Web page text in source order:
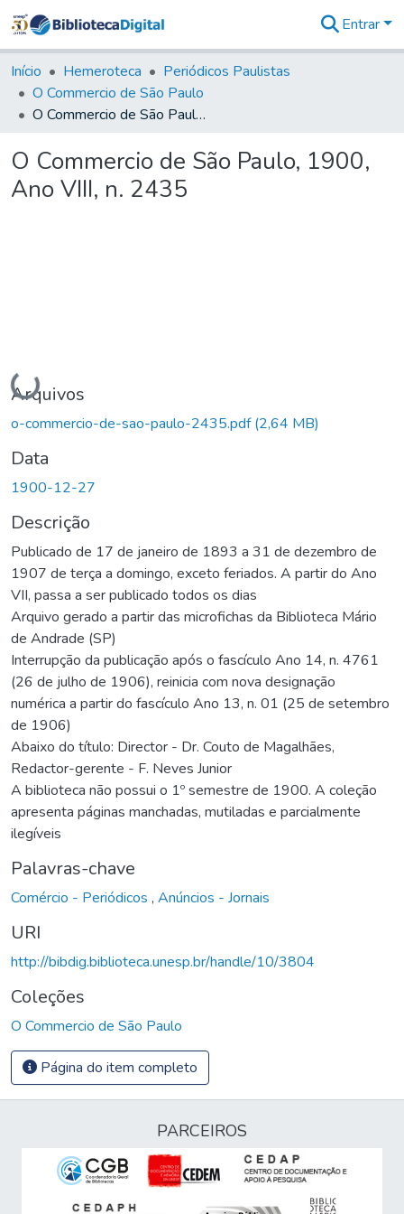
&
Coleções
Tudo na
Biblioteca
Estatísticas
Entrar
Início Hemeroteca
Periódicos Paulistas
O Commercio de São Paulo
O Commercio de São Paulo, 1900, Ano VIII, n. 2435
O Commercio de São Paulo, 1900,
Ano VIII, n. 2435
Carregando...
Arquivos
o-commercio-de-sao-paulo-2435.pdf(2,64 MB)
Data
1900-12-27
Descrição
Publicado de 17 de janeiro de 1893 a 31 de dezembro de
1907 de terça a domingo, exceto feriados. A partir do Ano
VII, passa a ser publicado todos os dias
Arquivo gerado a partir das microfichas da Biblioteca Mário
de Andrade (SP)
Interrupção da publicação após o fascículo Ano 14, n. 4761
(26 de julho de 1906), reinicia com nova designação
numérica a partir do fascículo Ano 13, n. 01 (25 de setembro
de 1906)
Abaixo do título: Director - Dr. Couto de Magalhães,
Redactor-gerente - F. Neves Junior
A biblioteca não possui o 1º semestre de 1900. A coleção
apresenta páginas manchadas, mutiladas e parcialmente
ilegíveis
Palavras-chave
Comércio - Periódicos , Anúncios - Jornais
URI
http://bibdig.biblioteca.unesp.br/handle/10/3804
Coleções
O Commercio de São Paulo
Página do item completo
PARCEIROS